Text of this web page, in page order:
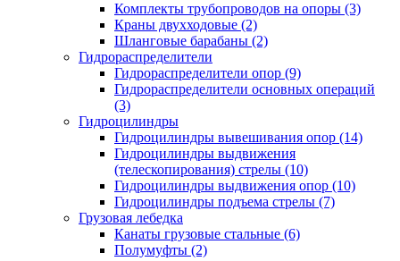
Комплекты трубопроводов на опоры (3)
Краны двухходовые (2)
Шланговые барабаны (2)
Гидрораспределители
Гидрораспределители опор (9)
Гидрораспределители основных операций
(3)
Гидроцилиндры
Гидроцилиндры вывешивания опор (14)
Гидроцилиндры выдвижения
(телескопирования) стрелы (10)
Гидроцилиндры выдвижения опор (10)
Гидроцилиндры подъема стрелы (7)
Грузовая лебедка
Канаты грузовые стальные (6)
Полумуфты (2)